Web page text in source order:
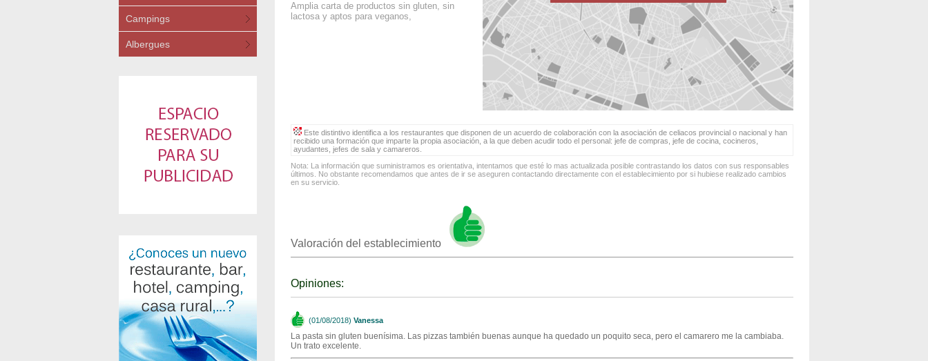
Campings
Albergues
Amplia carta de productos sin gluten, sin
lactosa y aptos para veganos,
Este distintivo identifica a los restaurantes que disponen de un acuerdo de colaboración con la asociación de celiacos provincial o nacional y han
recibido una formación que imparte la propia asociación, a la que deben acudir todo el personal: jefe de compras, jefe de cocina, cocineros,
ayudantes, jefes de sala y camareros.
Nota: La información que suministramos es orientativa, intentamos que esté lo mas actualizada posible contrastando los datos con sus responsables
últimos. No obstante recomendamos que antes de ir se aseguren contactando directamente con el establecimiento por si hubiese realizado cambios
en su servicio.
Valoración del establecimiento
Opiniones:
(01/08/2018) Vanessa
La pasta sin gluten buenísima. Las pizzas también buenas aunque ha quedado un poquito seca, pero el camarero me la cambiaba.
Un trato excelente.